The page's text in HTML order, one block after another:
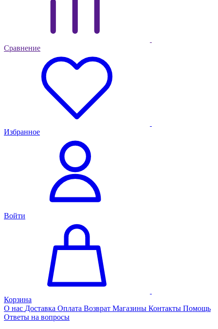
Сравнение
Избранное
Войти
Корзина
О нас Доставка Оплата Возврат Магазины Контакты Помощь
Ответы на вопросы